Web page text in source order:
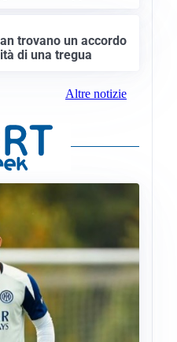
trovano un accordo
di una tregua
Altre notizie